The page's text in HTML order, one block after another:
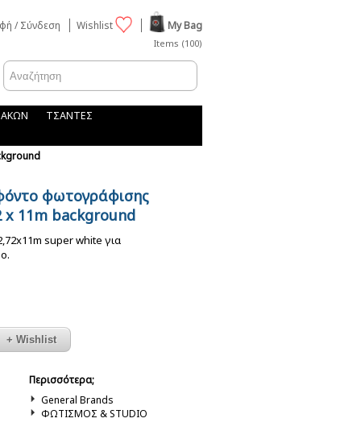
/ Σύνδεση Wishlist My Bag
Items (100)
ΤΣΑΝΤΕΣ
φωτογράφισης
x 11m background
super white για
Περισσότερα;
General Brands
ΦΩΤΙΣΜΟΣ & STUDIO